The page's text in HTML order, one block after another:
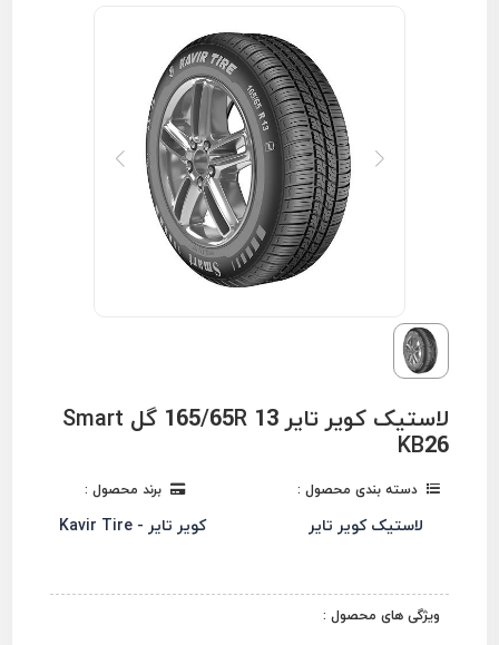
لاستیک کویر تایر 165/65R 13 گل Smart
KB26
دسته بندی محصول :
لاستیک کویر تایر
برند محصول :
کویر تایر - Kavir Tire
ویژگی های محصول :